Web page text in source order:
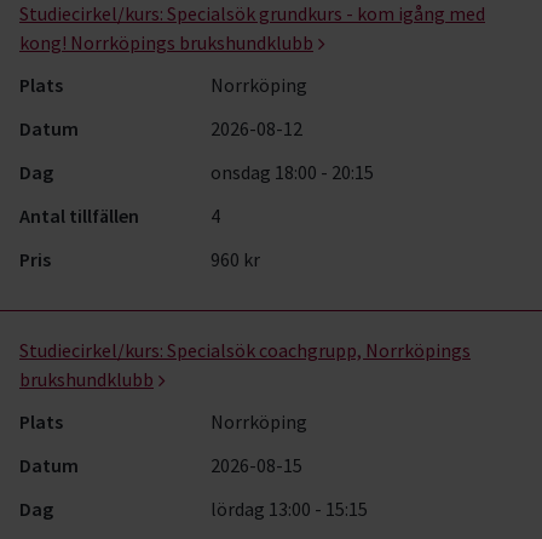
Studiecirkel/kurs: Specialsök grundkurs - kom igång med
kong! Norrköpings brukshundklubb
Plats
Norrköping
Datum
2026-08-12
Dag
onsdag 18:00 - 20:15
Antal tillfällen
4
Pris
960 kr
Studiecirkel/kurs: Specialsök coachgrupp, Norrköpings
brukshundklubb
Plats
Norrköping
Datum
2026-08-15
Dag
lördag 13:00 - 15:15